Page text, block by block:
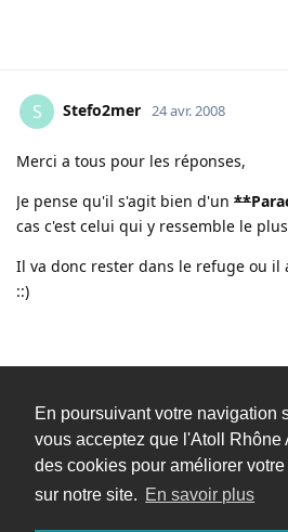
En poursuivant votre navigation
vous acceptez que l'Atoll Rhône
des cookies pour améliorer
sur notre site. En savoir plus
S Stefo2mer 24 avr. 2008
Merci a tous pour les réponses,
Je pense qu'il s'agit bien d'un **
cas c'est celui qui y ressemble le
Il va donc rester dans le refuge ou il
::)
Répondre…